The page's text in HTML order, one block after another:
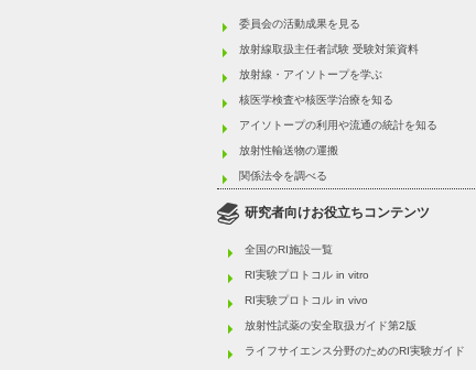
委員会の活動成果を見る
放射線取扱主任者試験 受験対策資料
放射線・アイソトープを学ぶ
核医学検査や核医学治療を知る
アイソトープの利用や流通の統計を知る
放射性輸送物の運搬
関係法令を調べる
研究者向けお役立ちコンテンツ
全国のRI施設一覧
RI実験プロトコル in vitro
RI実験プロトコル in vivo
放射性試薬の安全取扱ガイド第2版
ライフサイエンス分野のためのRI実験ガイド